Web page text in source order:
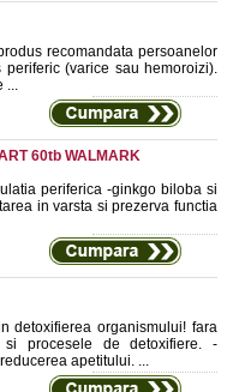
recomandata persoanelor
(varice sau hemoroizi).
...
60tb WALMARK
periferica -ginkgo biloba si
in varsta si prezerva functia
detoxifierea organismului! fara
si procesele de detoxifiere. -
apetitului. ...